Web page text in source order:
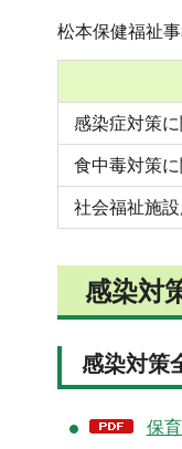
松本保健福祉
感染症対策
食中毒対策
社会福祉施
感染対
感染対策
保